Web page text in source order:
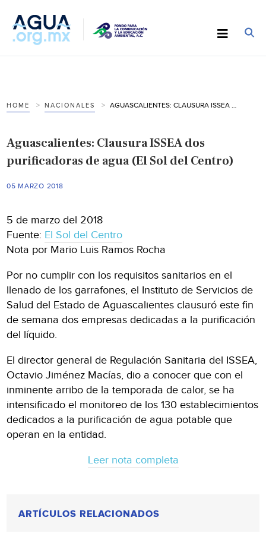
HOME NACIONALES
Aguascalientes: Clausura ISSEA dos
purificadoras de agua (El Sol del Centro)
05 MARZO 2018
5 de marzo del 2018
Fuente: El Sol del Centro
Nota por Mario Luis Ramos Rocha
Por no cumplir con los requisitos sanitarios en el
llenado de los garrafones, el Instituto de Servicios de
Salud del Estado de Aguascalientes clausuró este fin
de semana dos empresas dedicadas a la purificación
del líquido.
El director general de Regulación Sanitaria del ISSEA,
Octavio Jiménez Macías, dio a conocer que con el
inminente arribo de la temporada de calor, se ha
intensificado el monitoreo de los 130 establecimientos
dedicados a la purificación de agua potable que
operan en la entidad.
Leer nota completa
ARTÍCULOS RELACIONADOS